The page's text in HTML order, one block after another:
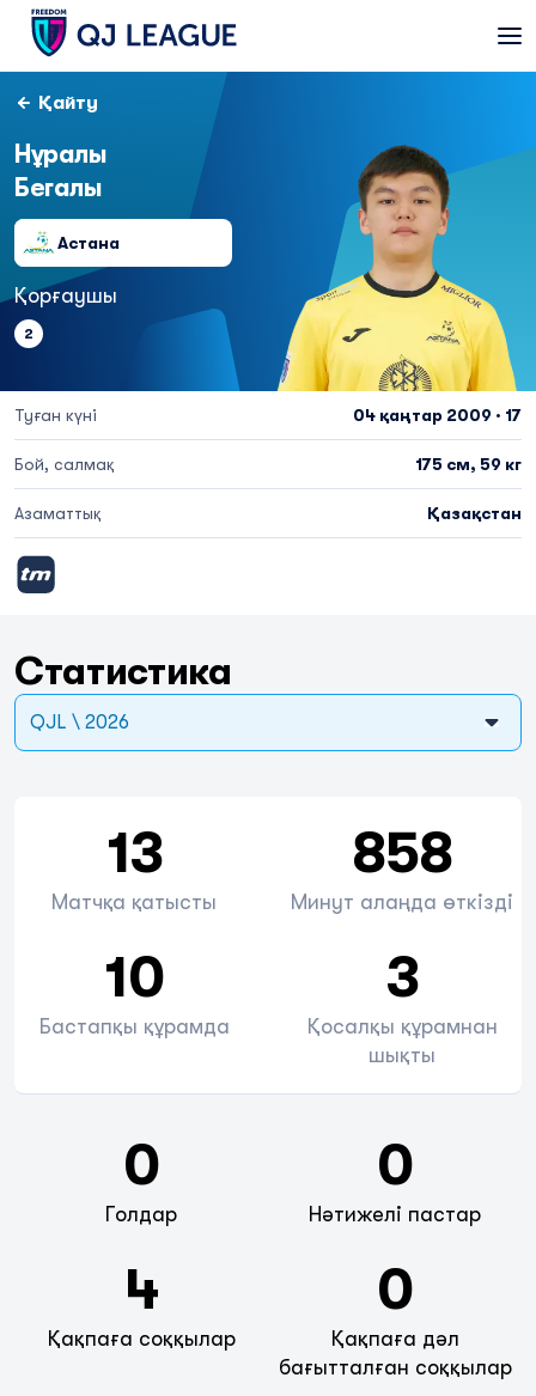
Қайту
Нұралы
Бегалы
Астана
Қорғаушы
2
Туған күні 04 қаңтар 2009 · 17
Бой, салмақ 175 см, 59 кг
Азаматтық Қазақстан
Статистика
QJL \ 2026
13
Матчқа қатысты
858
Минут алаңда өткізді
10
Бастапқы құрамда
3
Қосалқы құрамнан
шықты
0
Голдар
0
Нәтижелі пастар
4
Қақпаға соққылар
0
Қақпаға дәл
бағытталған соққылар